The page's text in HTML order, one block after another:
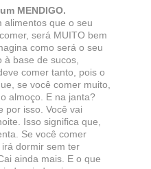
MENDIGO.
alimentos que o seu
será MUITO bem
como será o seu
base de sucos,
comer tanto, pois o
se você comer muito,
almoço. E na janta?
por isso. Você vai
Isso significa que,
Se você comer
dormir sem ter
ainda mais. E o que